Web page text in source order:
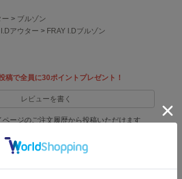
ー > ブルゾン
アウター > FRAY I.Dブルゾン
稿で全員に30ポイントプレゼント！
レビューを書く
ページのご注文履歴から投稿いただけます
ついて